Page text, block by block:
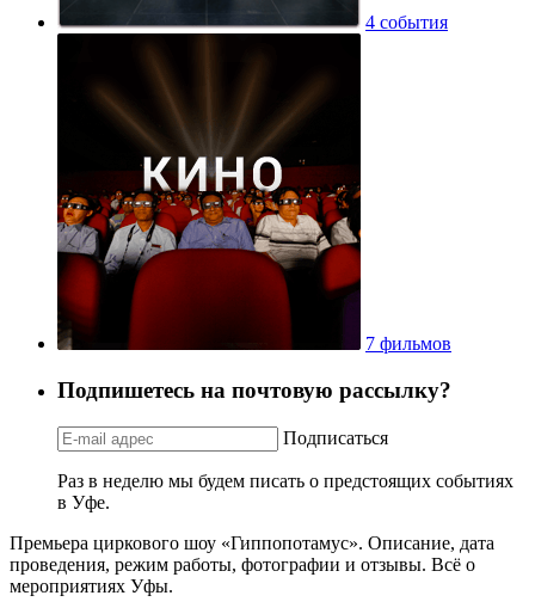
4 события
7 фильмов
Подпишетесь на почтовую рассылку?
Подписаться
Раз в неделю мы будем писать о предстоящих событиях
в Уфе.
Премьера циркового шоу «Гиппопотамус». Описание, дата
проведения, режим работы, фотографии и отзывы. Всё о
мероприятиях Уфы.